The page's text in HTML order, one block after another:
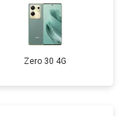
Zero 30 4G